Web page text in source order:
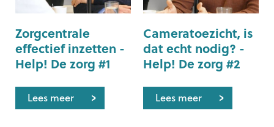
Zorgcentrale
effectief inzetten -
Help! De zorg #1
Lees meer
Cameratoezicht, is
dat echt nodig? -
Help! De zorg #2
Lees meer